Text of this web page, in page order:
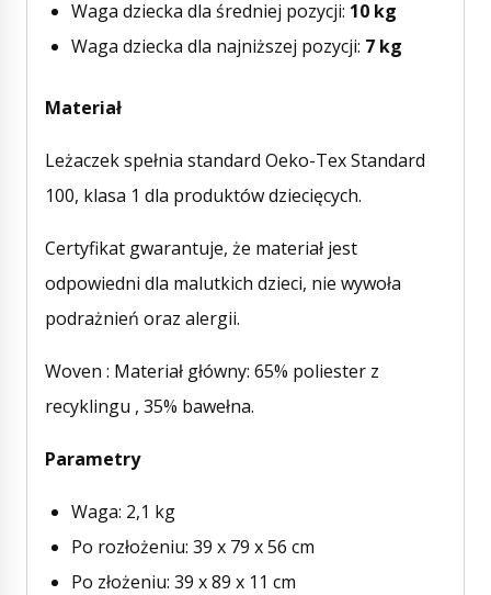
Waga dziecka dla średniej pozycji: 10 kg
Waga dziecka dla najniższej pozycji: 7 kg
Materiał
Leżaczek spełnia standard Oeko-Tex Standard
100, klasa 1 dla produktów dziecięcych.
Certyfikat gwarantuje, że materiał jest
odpowiedni dla malutkich dzieci, nie wywoła
podrażnień oraz alergii.
Woven : Materiał główny: 65% poliester z
recyklingu , 35% bawełna.
Parametry
Waga: 2,1 kg
Po rozłożeniu: 39 x 79 x 56 cm
Po złożeniu: 39 x 89 x 11 cm